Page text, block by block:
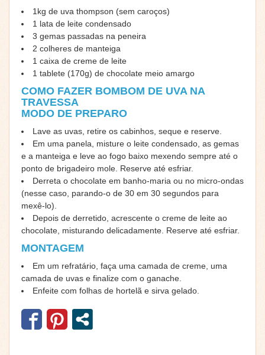
1kg de uva thompson (sem caroços)
1 lata de leite condensado
3 gemas passadas na peneira
2 colheres de manteiga
1 caixa de creme de leite
1 tablete (170g) de chocolate meio amargo
COMO FAZER BOMBOM DE UVA NA
TRAVESSA
MODO DE PREPARO
Lave as uvas, retire os cabinhos, seque e reserve.
Em uma panela, misture o leite condensado, as gemas
e a manteiga e leve ao fogo baixo mexendo sempre até o
ponto de brigadeiro mole. Reserve até esfriar.
Derreta o chocolate em banho-maria ou no micro-ondas
(nesse caso, parando-o de 30 em 30 segundos para
mexê-lo).
Depois de derretido, acrescente o creme de leite ao
chocolate, misturando delicadamente. Reserve até esfriar.
MONTAGEM
Em um refratário, faça uma camada de creme, uma
camada de uvas e finalize com o ganache.
Enfeite com folhas de hortelã e sirva gelado.